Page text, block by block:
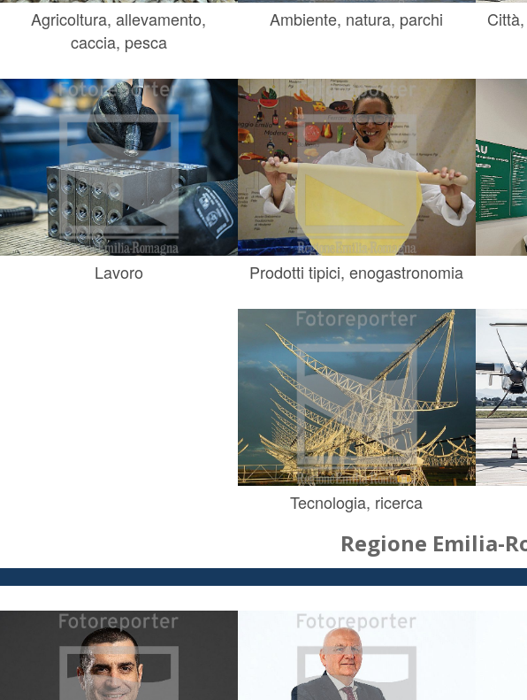
Agricoltura, allevamento,
caccia, pesca
Ambiente, natura, parchi
Lavoro Prodotti tipici, enogastronomia
Tecnologia, ricerca
Regione Emilia-